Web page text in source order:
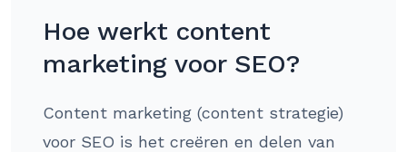
Hoe werkt content
marketing voor SEO?
Content marketing (content strategie)
voor SEO is het creëren en delen van